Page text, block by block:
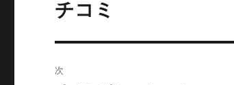
ビ
ゲ
ー
投
チコミ
次